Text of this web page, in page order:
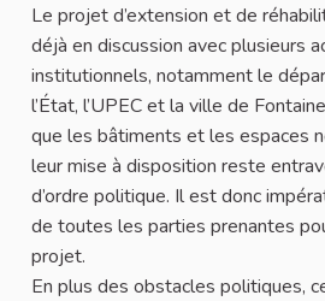
Le projet d’extension et de
déjà en discussion avec plusieurs
institutionnels, notamment le
l’État, l’UPEC et la ville de
que les bâtiments et les espaces
leur mise à disposition reste
d’ordre politique. Il est donc
de toutes les parties prenantes
projet.
En plus des obstacles politiques,